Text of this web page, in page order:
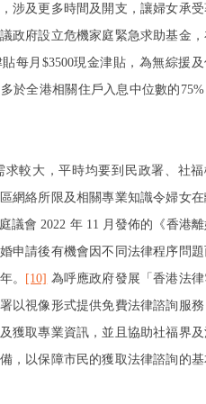
涉及更多時間及開支，讓婦女承
政府設立危機家庭緊急求助基金
每月$3500現金津貼，為無綜援
於全港相關住戶入息中位數的
較大，平時均要到民政署、社福
網絡所限及相關專業知識令婦女
議會 2022 年 11 月發佈的《香港
申請後有機會因不同法律程序問
。 [10] 為呼應政府發展「香港法
以視像形式提供免費法律諮詢服
獲取專業資訊，並且協助社福界
，以保障市民的獲取法律諮詢的